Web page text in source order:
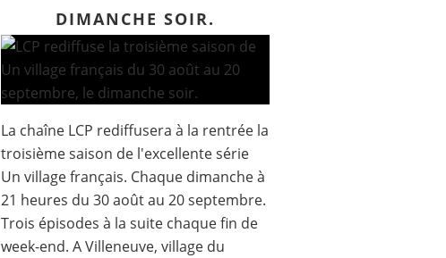
DIMANCHE SOIR.
La chaîne LCP rediffusera à la rentrée la
troisième saison de l'excellente série
Un village français. Chaque dimanche à
21 heures du 30 août au 20 septembre.
Trois épisodes à la suite chaque fin de
week-end. A Villeneuve, village du